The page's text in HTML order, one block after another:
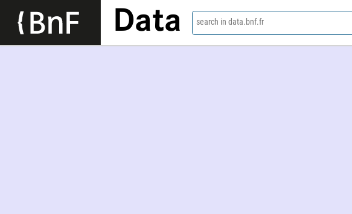
Data search in data.bnf.fr